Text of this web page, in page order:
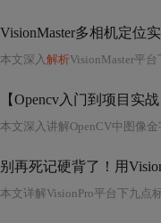
VisionMaster多相机定位
本文深入解析VisionMaster平
【Opencv入门到项目实战
本文深入讲解OpenCV中图像
别再死记硬背了！用
本文详解VisionPro平台下九点